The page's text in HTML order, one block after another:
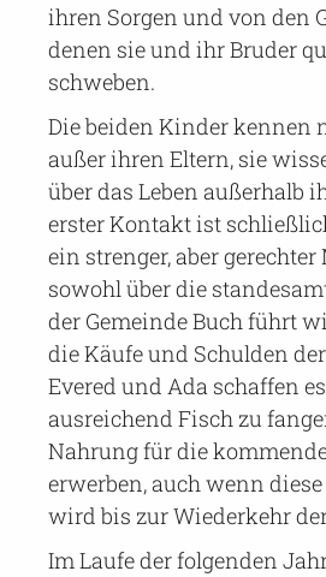
ihren Sorgen und von den
denen sie und ihr Bruder
schweben.
Die beiden Kinder kennen
außer ihren Eltern, sie
über das Leben außerhalb
erster Kontakt ist
ein strenger, aber gerechter
sowohl über die
der Gemeinde Buch führt
die Käufe und Schulden
Evered und Ada schaffen
ausreichend Fisch zu
Nahrung für die
erwerben, auch wenn
wird bis zur Wiederkehr der
Im Laufe der folgenden